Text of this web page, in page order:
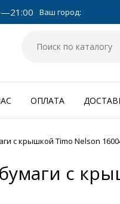
Ваш город:
ОПЛАТА
с крышкой Timo Nelson
с